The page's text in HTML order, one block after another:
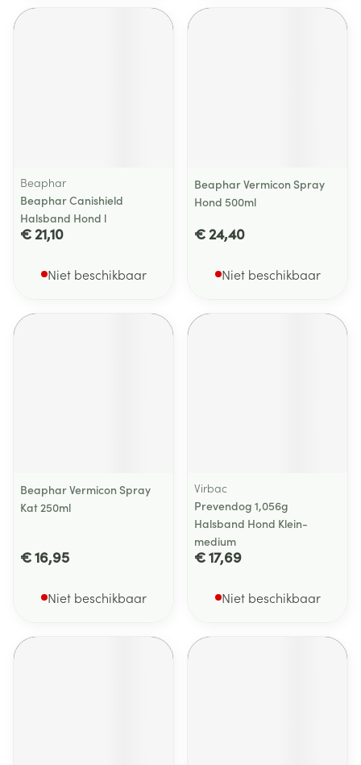
Beaphar
Beaphar Canishield
Halsband Hond l
€ 21,10
Niet beschikbaar
Beaphar Vermicon Spray
Hond 500ml
€ 24,40
Niet beschikbaar
Beaphar Vermicon Spray
Kat 250ml
€ 16,95
Niet beschikbaar
Virbac
Prevendog 1,056g
Halsband Hond Klein-
medium
€ 17,69
Niet beschikbaar